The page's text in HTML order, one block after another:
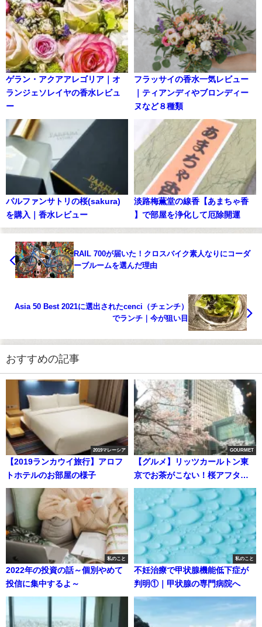
ゲラン・アクアアレゴリア｜オ
ランジェソレイヤの香水レビュ
ー
フラッサイの香水一気レビュー
｜ティアンディやブロンディー
ヌなど８種類
パルファンサトリの桜(sakura)
を購入｜香水レビュー
淡路梅薫堂の線香【あまちゃ香
】で部屋を浄化して厄除開運
RAIL 700が届いた！クロスバイク素人なりにコーダ
ーブルームを選んだ理由
Asia 50 Best 2021に選出されたcenci（チェンチ）
でランチ｜今が狙い目
おすすめの記事
2019マレーシア
【2019ランカウイ旅行】アロフ
トホテルのお部屋の様子
GOURMET
【グルメ】リッツカールトン東
京でお茶がこない！桜アフタヌ
ーンティー
私のこと
2022年の投資の話～個別やめて
投信に集中するよ～
私のこと
不妊治療で甲状腺機能低下症が
判明①｜甲状腺の専門病院へ